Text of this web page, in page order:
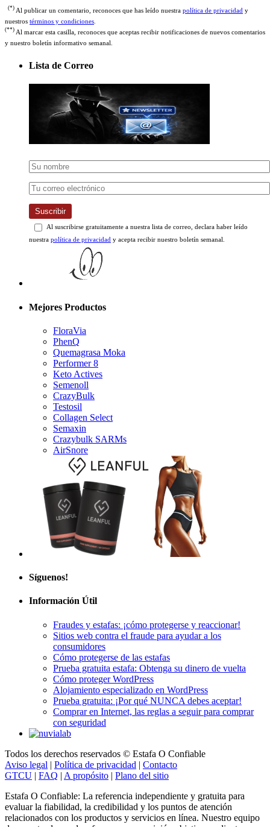
nuestrostérminos y condiciones.
Al marcar esta casilla, reconoces que aceptas recibir notificaciones de nuevos comentarios
y nuestro boletín informativo semanal.
Al suscribirse gratuitamente a nuestra lista de correo, declara haber leído
nuestrapolítica de privacidady acepta recibir nuestro boletín semanal.
PhenQ
Quemagrasa Moka
Performer 8
Keto Actives
Semenoll
CrazyBulk
Testosil
Collagen Select
Semaxin
Crazybulk SARMs
AirSnore
Sitios web contra el fraude para ayudar a los
consumidores
Cómo protegerse de las estafas
Prueba gratuita estafa: Obtenga su dinero de vuelta
Cómo proteger WordPress
Alojamiento especializado en WordPress
Prueba gratuita: ¡Por qué NUNCA debes aceptar!
Comprar en Internet, las reglas a seguir para comprar
con seguridad
Aviso legal|Política de privacidad|Contacto
GTCU|FAQ|A propósito|Plano del sitio
evaluar la fiabilidad, la credibilidad y los puntos de atención
relacionados con los productos y servicios en línea. Nuestro equipo
de expertos le ayuda a formarse una opinión objetiva mediante un